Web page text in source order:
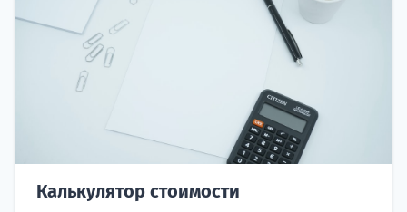
Калькулятор стоимости